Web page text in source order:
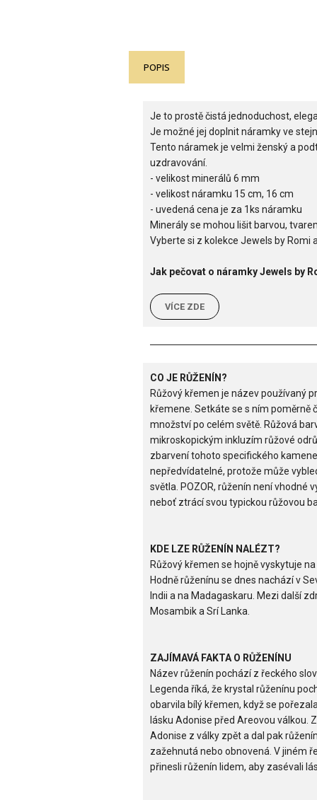
POPIS
Je to prostě čistá jednoduchost,
Je možné jej doplnit náramky ve
Tento náramek je velmi ženský a
uzdravování.
- velikost minerálů 6 mm
- velikost náramku 15 cm, 16 cm
- uvedená cena je za 1ks náramku
Minerály se mohou lišit barvou,
Vyberte si z kolekce Jewels by Romi
Jak pečovat o náramky Jewels by
VÍCE ZDE
CO JE RŮŽENÍN?
Růžový křemen je název používaný
křemene. Setkáte se s ním poměrně
množství po celém světě. Růžová
mikroskopickým inkluzím růžové
zbarvení tohoto specifického
nepředvídatelné, protože může
světla. POZOR, růženín není vhodné
neboť ztrácí svou typickou růžovou
KDE LZE RŮŽENÍN NALÉZT?
Růžový křemen se hojně vyskytuje
Hodně růženínu se dnes nachází v
Indii a na Madagaskaru. Mezi další
Mosambik a Srí Lanka.
ZAJÍMAVÁ FAKTA O RŮŽENÍNU
Název růženín pochází z řeckého
Legenda říká, že krystal růženínu
obarvila bílý křemen, když se
lásku Adonise před Areovou válkou.
Adonise z války zpět a dal pak
zažehnutá nebo obnovená. V jiném
přinesli růženín lidem, aby zasévali